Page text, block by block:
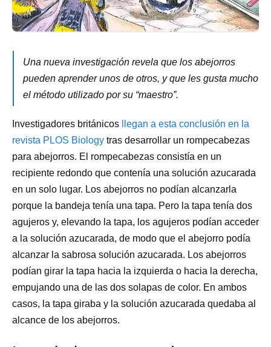
Una nueva investigación revela que los abejorros
pueden aprender unos de otros, y que les gusta mucho
el método utilizado por su “maestro”.
Investigadores británicos
llegan a esta conclusión en la
revista PLOS Biology tras desarrollar un rompecabezas
para abejorros. El rompecabezas consistía en un
recipiente redondo que contenía una solución azucarada
en un solo lugar. Los abejorros no podían alcanzarla
porque la bandeja tenía una tapa. Pero la tapa tenía dos
agujeros y, elevando la tapa, los agujeros podían acceder
a la solución azucarada, de modo que el abejorro podía
alcanzar la sabrosa solución azucarada. Los abejorros
podían girar la tapa hacia la izquierda o hacia la derecha,
empujando una de las dos solapas de color. En ambos
casos, la tapa giraba y la solución azucarada quedaba al
alcance de los abejorros.